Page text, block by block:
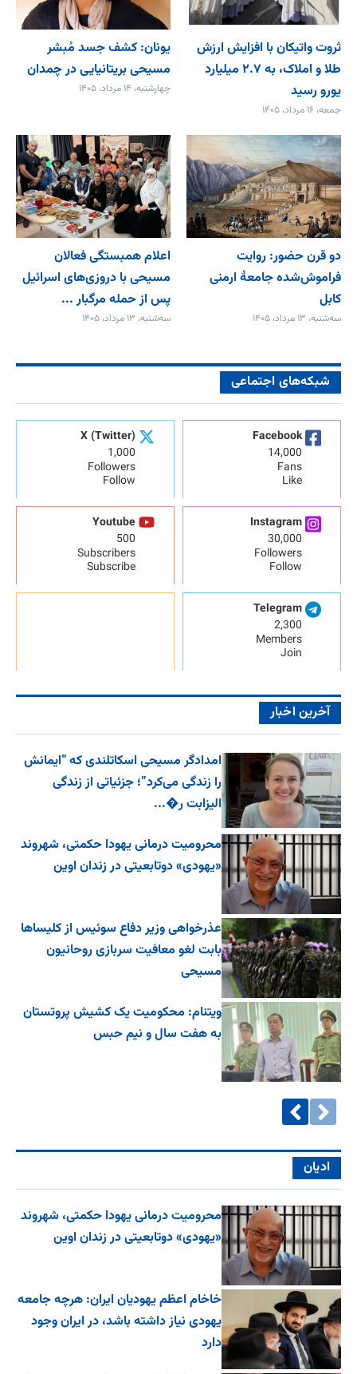
ثروت واتیکان با افزایش ارزش
طلا و املاک، به ۲.۷ میلیارد
یورو رسید
جمعه، ۱۶ مرداد، ۱۴۰۵
یونان: کشف جسد مُبشر
مسیحی بریتانیایی در چمدان
چهارشنبه، ۱۴ مرداد، ۱۴۰۵
دو قرن حضور: روایت
فراموش‌شده جامعۀ ارمنی
کابل
سه‌شنبه، ۱۳ مرداد، ۱۴۰۵
اعلام همبستگی فعالان
مسیحی با دروزی‌های اسرائیل
پس از حمله مرگبار ...
سه‌شنبه، ۱۳ مرداد، ۱۴۰۵
شبکه‌های اجتماعی
Facebook
14,000
Fans
Like
X (Twitter)
1,000
Followers
Follow
Instagram
30,000
Followers
Follow
Youtube
500
Subscribers
Subscribe
Telegram
2,300
Members
Join
آخرین اخبار
امدادگر مسیحی اسکاتلندی که “ایمانش
را زندگی می‌کرد”؛ جزئیاتی از زندگی
الیزابت ر�...
محرومیت درمانی یهودا حکمتی، شهروند
«یهودی» دوتابعیتی در زندان اوین
عذرخواهی وزیر دفاع سوئیس از کلیساها
بابت لغو معافیت سربازی روحانیون
مسیحی
ویتنام: محکومیت یک کشیش پروتستان
به هفت سال و نیم حبس
ادیان
محرومیت درمانی یهودا حکمتی، شهروند
«یهودی» دوتابعیتی در زندان اوین
خاخام اعظم یهودیان ایران: هرچه جامعه
یهودی نیاز داشته باشد، در ایران وجود
دارد